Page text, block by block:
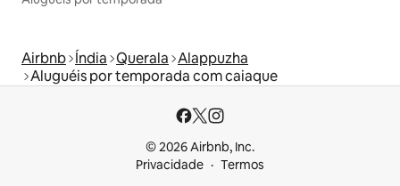
Airbnb Índia Querala Alappuzha
Aluguéis por temporada com caiaque
© 2026 Airbnb, Inc.
Privacidade
Termos